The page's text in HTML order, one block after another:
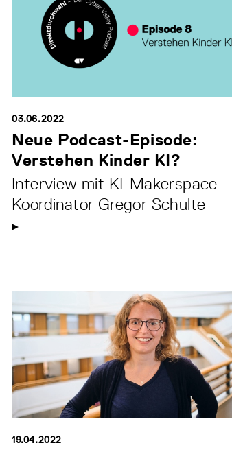
03.06.2022
Neue Podcast-Episode:
Verstehen Kinder KI?
Interview mit KI-Makerspace-
Koordinator Gregor Schulte
19.04.2022